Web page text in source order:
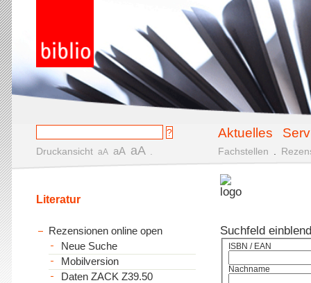
Aktuelles
Druckansicht aA aA aA Fachstellen
Suchfeld
ISBN / EAN
Nachname
Literatur
Rezensionen online open
Neue Suche
Mobilversion
Daten ZACK Z39.50